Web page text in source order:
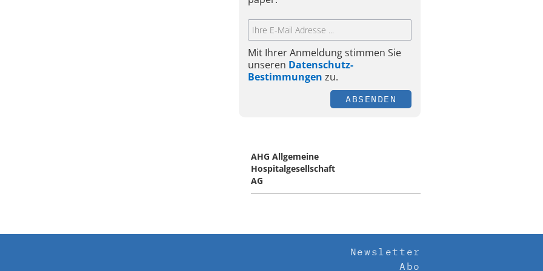
Mit Ihrer Anmeldung stimmen Sie
unseren Datenschutz-
Bestimmungen zu.
ABSENDEN
AHG Allgemeine
Hospitalgesellschaft
AG
Newsletter
Abo